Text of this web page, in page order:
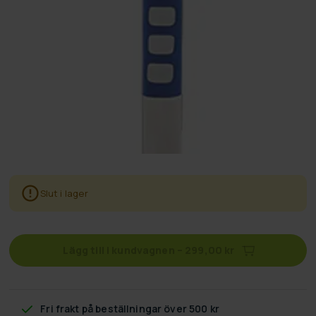
Slut i lager
Fri frakt på beställningar över 500 kr